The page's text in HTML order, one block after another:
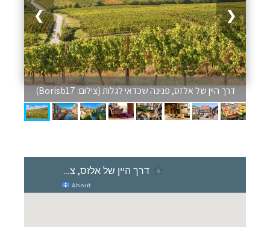
❯ ❮
דרך היין של אלזס, פנינה שכדאי לגלות (צילום: Borisb17)